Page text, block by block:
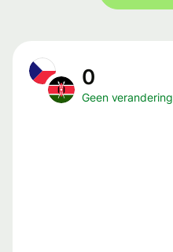
0
Geen verandering